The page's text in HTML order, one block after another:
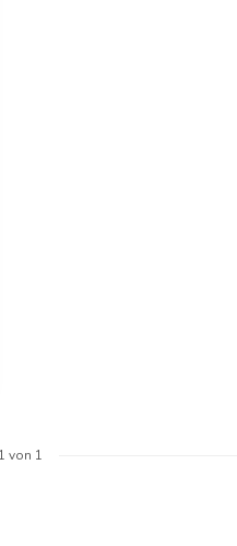
1 von 1